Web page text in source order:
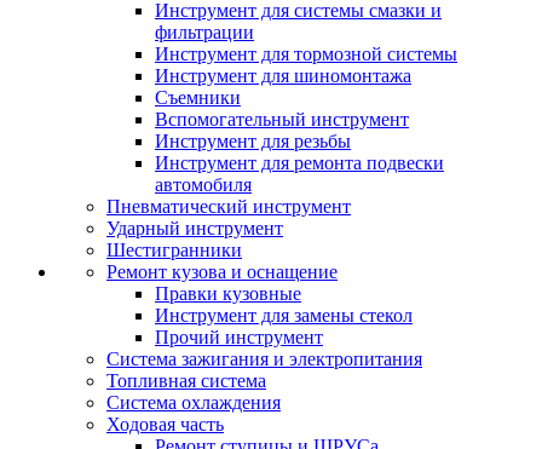
Инструмент для системы смазки и
фильтрации
Инструмент для тормозной системы
Инструмент для шиномонтажа
Съемники
Вспомогательный инструмент
Инструмент для резьбы
Инструмент для ремонта подвески
автомобиля
Пневматический инструмент
Ударный инструмент
Шестигранники
Ремонт кузова и оснащение
Правки кузовные
Инструмент для замены стекол
Прочий инструмент
Система зажигания и электропитания
Топливная система
Система охлаждения
Ходовая часть